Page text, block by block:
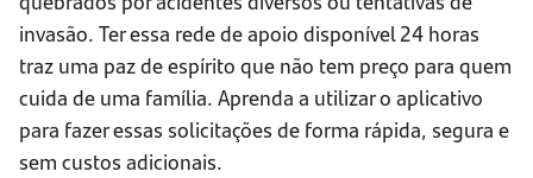
invasão. Ter essa rede de apoio disponível 24 horas
traz uma paz de espírito que não tem preço para quem
cuida de uma família. Aprenda a utilizar o aplicativo
para fazer essas solicitações de forma rápida, segura e
sem custos adicionais.